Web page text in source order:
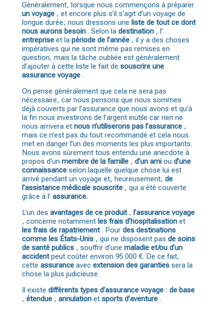
Généralement, lorsque nous commençons à préparer
un voyage, et encore plus s’il s’agit d’un voyage de
longue durée, nous dressons une liste de tout ce dont
nous aurons besoin. Selon la destination, l’
entrepriseet la période de l’année, il y a des choses
impératives qui ne sont même pas remises en
question, mais la tâche oubliée est généralement
d’ajouter à cette liste le fait de souscrire une
assurance voyage.
On pense généralement que cela ne sera pas
nécessaire, car nous pensons que nous sommes
déjà couverts par l’assurance que nous avons et qu’à
la fin nous investirons de l’argent inutile car rien ne
nous arrivera et nous n’utiliserons pas l’assurance,
mais ce n’est pas du tout recommandé et cela nous
met en danger l’un des moments les plus importants.
Nous avons sûrement tous entendu une anecdote à
propos d’un membre de la famille, d’un amiou d’une
connaissanceselon laquelle quelque chose lui est
arrivé pendant un voyage et, heureusement, de
l’assistance médicale souscrite, qui a été couverte
grâce à l’ assurance.
L’un des avantages de ce produit, l’assurance voyage
, concerne notamment les frais d’hospitalisationet
les frais de rapatriement. Pour des destinations
comme les États-Unis, qui ne disposent pas de soins
de santé publics, souffrir d’une maladie et/ou d’un
accidentpeut coûter environ 95 000 €. De ce fait,
cette assuranceavec extension des garantiessera la
chose la plus judicieuse.
Il existe différents types d’assurance voyage: de base
, étendue, annulationet sports d’aventure.